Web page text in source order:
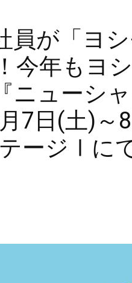
員が「ヨ
今年もヨ
ニューシ
7日(土)～
ージⅠに